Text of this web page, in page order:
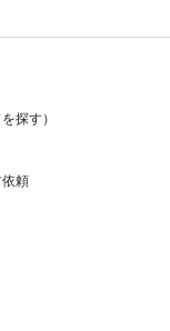
探す）
頼